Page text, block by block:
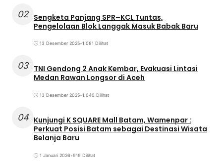
02 Sengketa Panjang SPR–KCL Tuntas,
Pengelolaan Blok Langgak Masuk Babak Baru
13 Desember 2025•1.081 Dilihat
03 TNI Gendong 2 Anak Kembar, Evakuasi Lintasi
Medan Rawan Longsor di Aceh
13 Desember 2025•1.040 Dilihat
04 Kunjungi K SQUARE Mall Batam, Wamenpar :
Perkuat Posisi Batam sebagai Destinasi Wisata
Belanja Baru
1 Januari 2026•919 Dilihat